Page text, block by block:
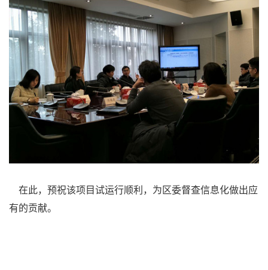
在此，预祝该项目试运行顺利，为区委督查信息化做出应
有的贡献。